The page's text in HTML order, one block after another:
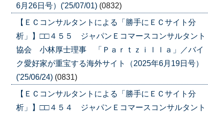
6月26日号）('25/07/01) (0832)
【ＥＣコンサルタントによる「勝手にＥＣサイト分
析」】□□４５５ ジャパンＥコマースコンサルタント
協会 小林厚士理事 「Ｐａｒｔｚｉｌｌａ」／バイ
ク愛好家が重宝する海外サイト（2025年6月19日号）
('25/06/24) (0831)
【ＥＣコンサルタントによる「勝手にＥＣサイト分
析」】□□４５４ ジャパンＥコマースコンサルタント